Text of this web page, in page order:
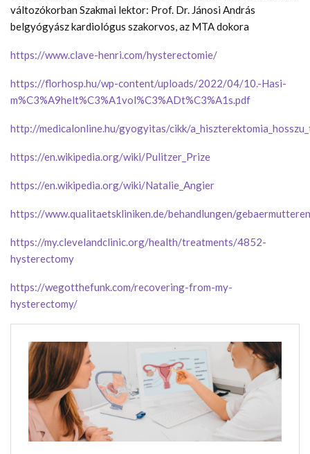
változókorban Szakmai lektor: Prof. Dr. Jánosi András
belgyógyász kardiológus szakorvos, az MTA dokora
https://www.clave-henri.com/hysterectomie/
https://florhosp.hu/wp-content/uploads/2022/04/10.-Hasi-
m%C3%A9helt%C3%A1vol%C3%ADt%C3%A1s.pdf
http://medicalonline.hu/gyogyitas/cikk/
https://en.wikipedia.org/wiki/Pulitzer_Prize
https://en.wikipedia.org/wiki/Natalie_Angier
https://www.qualitaetskliniken.de/behandlungen/
https://my.clevelandclinic.org/health/treatments/4852-
hysterectomy
https://wegotthefunk.com/recovering-from-my-
hysterectomy/